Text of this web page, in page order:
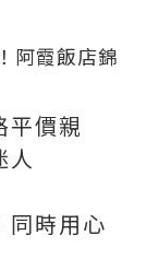
平價親
人
同時用心